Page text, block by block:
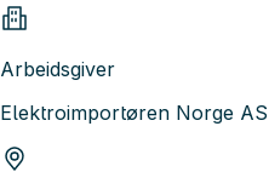
Arbeidsgiver
Elektroimportøren Norge AS